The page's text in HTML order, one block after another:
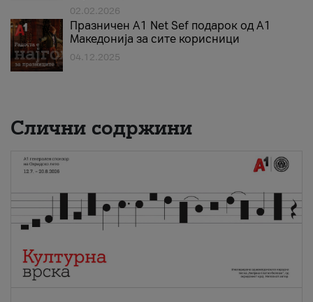
02.02.2026
Празничен A1 Net Sеf подарок од А1
Македонија за сите корисници
04.12.2025
Слични содржини